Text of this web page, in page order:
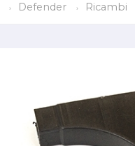
Defender Ricambi